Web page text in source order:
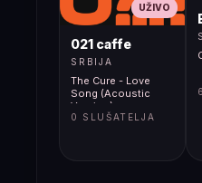
UŽIVO
021 caffe
SRBIJA
The Cure - Love
Song (Acoustic
Version)
0 SLUŠATELJA